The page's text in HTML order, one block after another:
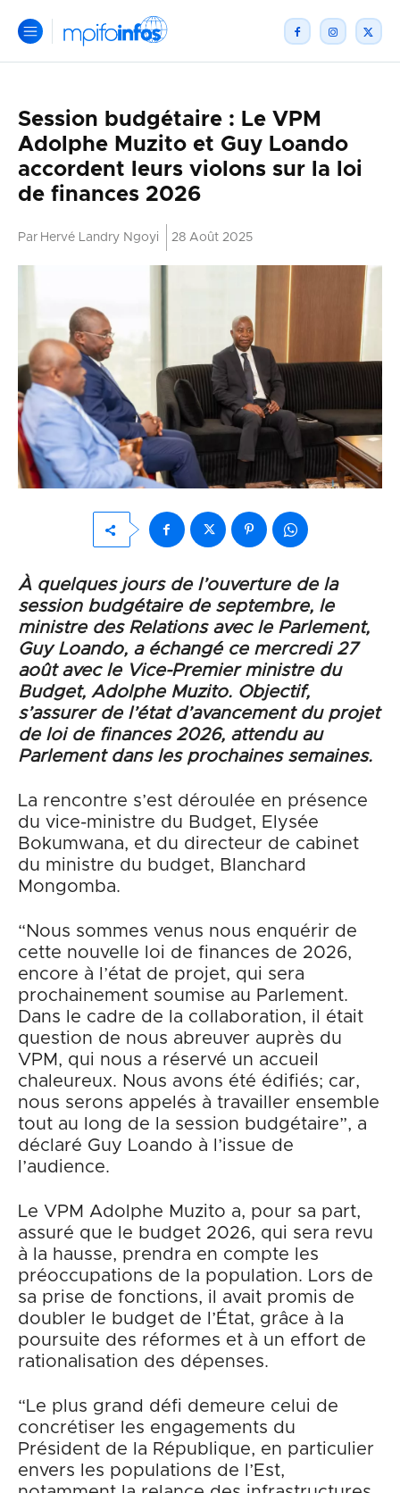
Session budgétaire : Le VPM
Adolphe Muzito et Guy Loando
accordent leurs violons sur la loi
de finances 2026
Par Hervé Landry Ngoyi 28 Août 2025
À quelques jours de l’ouverture de la
session budgétaire de septembre, le
ministre des Relations avec le Parlement,
Guy Loando, a échangé ce mercredi 27
août avec le Vice-Premier ministre du
Budget, Adolphe Muzito. Objectif,
s’assurer de l’état d’avancement du projet
de loi de finances 2026, attendu au
Parlement dans les prochaines semaines.
La rencontre s’est déroulée en présence
du vice-ministre du Budget, Elysée
Bokumwana, et du directeur de cabinet
du ministre du budget, Blanchard
Mongomba.
“Nous sommes venus nous enquérir de
cette nouvelle loi de finances de 2026,
encore à l’état de projet, qui sera
prochainement soumise au Parlement.
Dans le cadre de la collaboration, il était
question de nous abreuver auprès du
VPM, qui nous a réservé un accueil
chaleureux. Nous avons été édifiés; car,
nous serons appelés à travailler ensemble
tout au long de la session budgétaire”, a
déclaré Guy Loando à l’issue de
l’audience.
Le VPM Adolphe Muzito a, pour sa part,
assuré que le budget 2026, qui sera revu
à la hausse, prendra en compte les
préoccupations de la population. Lors de
sa prise de fonctions, il avait promis de
doubler le budget de l’État, grâce à la
poursuite des réformes et à un effort de
rationalisation des dépenses.
“Le plus grand défi demeure celui de
concrétiser les engagements du
Président de la République, en particulier
envers les populations de l’Est,